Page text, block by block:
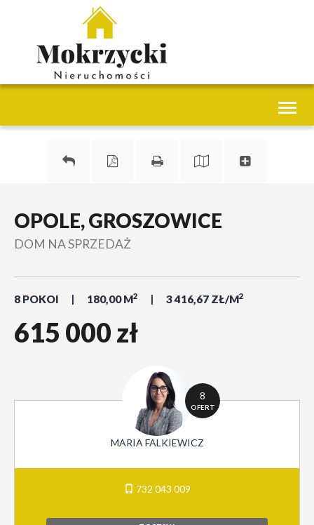
OPOLE, GROSZOWICE
DOM NA SPRZEDAŻ
8 POKOI 180,00 M2 3 416,67 ZŁ/M2
615 000 zł
8
OFERT
MARIA FALKIEWICZ
732 043 009